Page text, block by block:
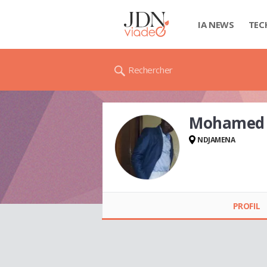
IA NEWS
Rechercher
CHRISTIAN
Mohamed
NDJAMENA
PROFIL